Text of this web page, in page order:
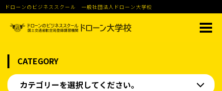
ドローンのビジネススクール 一般社団法人ドローン大学校
CATEGORY
カテゴリーを選択してください。